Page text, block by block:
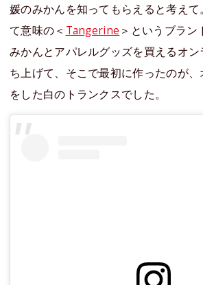
媛のみかんを知ってもらえると考え
て意味の＜ Tangerine ＞というブラン
みかんとアパレルグッズを買えるオ
ち上げて、そこで最初に作ったのが
をした白のトランクスでした。